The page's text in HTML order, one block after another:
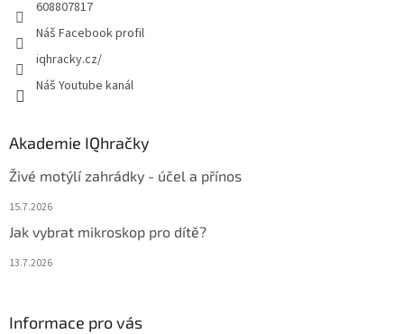
608807817
Náš Facebook profil
iqhracky.cz/
Náš Youtube kanál
Akademie IQhračky
Živé motýlí zahrádky - účel a přínos
15.7.2026
Jak vybrat mikroskop pro dítě?
13.7.2026
Informace pro vás